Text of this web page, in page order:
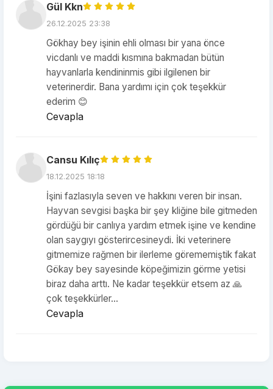
Gül Kkn
26.12.2025 23:38
Gökhay bey işinin ehli olması bir yana önce
vicdanlı ve maddi kısmına bakmadan bütün
hayvanlarla kendininmis gibi ilgilenen bir
veterinerdir. Bana yardımı için çok teşekkür
ederim 😊
Cevapla
Cansu Kılıç
18.12.2025 18:18
İşini fazlasıyla seven ve hakkını veren bir insan.
Hayvan sevgisi başka bir şey kliğine bile gitmeden
gördüğü bir canlıya yardım etmek işine ve kendine
olan saygıyı gösterircesineydi. İki veterinere
gitmemize rağmen bir ilerleme görememiştik fakat
Gökay bey sayesinde köpeğimizin görme yetisi
biraz daha arttı. Ne kadar teşekkür etsem az 🙏
çok teşekkürler…
Cevapla